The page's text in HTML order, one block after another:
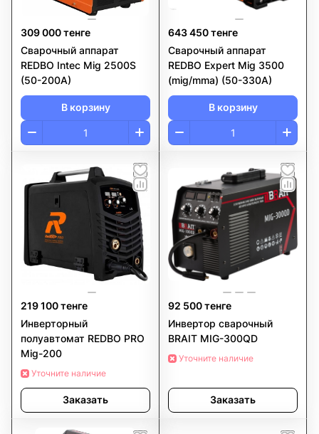
309 000 тенге
Сварочный аппарат
REDBO Intec Mig 2500S
(50-200А)
В корзину
643 450 тенге
Сварочный аппарат
REDBO Expert Mig 3500
(mig/mma) (50-330А)
В корзину
219 100 тенге
Инверторный
полуавтомат REDBO PRO
Mig-200
Уточните наличие
Заказать
92 500 тенге
Инвертор сварочный
BRAIT MIG-300QD
Уточните наличие
Заказать